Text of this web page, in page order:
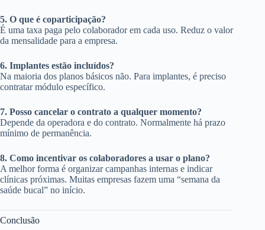
5. O que é coparticipação?
É uma taxa paga pelo colaborador em cada uso. Reduz o valor
da mensalidade para a empresa.
6. Implantes estão incluídos?
Na maioria dos planos básicos não. Para implantes, é preciso
contratar módulo específico.
7. Posso cancelar o contrato a qualquer momento?
Depende da operadora e do contrato. Normalmente há prazo
mínimo de permanência.
8. Como incentivar os colaboradores a usar o plano?
A melhor forma é organizar campanhas internas e indicar
clínicas próximas. Muitas empresas fazem uma “semana da
saúde bucal” no início.
Conclusão